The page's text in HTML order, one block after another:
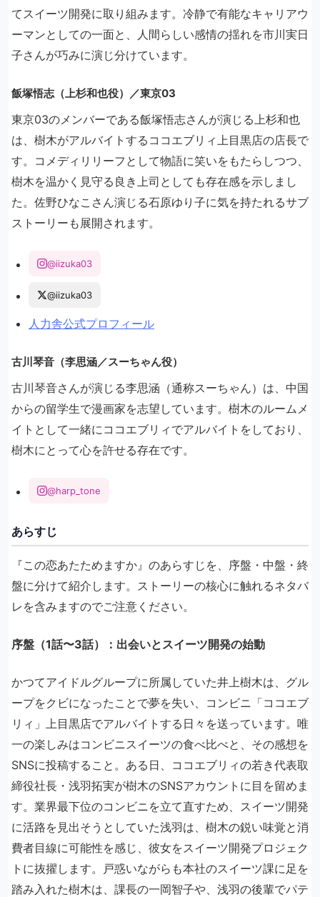
てスイーツ開発に取り組みます。冷静で有能なキャリアウ
ーマンとしての一面と、人間らしい感情の揺れを市川実日
子さんが巧みに演じ分けています。
飯塚悟志（上杉和也役）／東京03
東京03のメンバーである飯塚悟志さんが演じる上杉和也
は、樹木がアルバイトするココエブリィ上目黒店の店長で
す。コメディリリーフとして物語に笑いをもたらしつつ、
樹木を温かく見守る良き上司としても存在感を示しまし
た。佐野ひなこさん演じる石原ゆり子に気を持たれるサブ
ストーリーも展開されます。
@iizuka03
@iizuka03
人力舎公式プロフィール
古川琴音（李思涵／スーちゃん役）
古川琴音さんが演じる李思涵（通称スーちゃん）は、中国
からの留学生で漫画家を志望しています。樹木のルームメ
イトとして一緒にココエブリィでアルバイトをしており、
樹木にとって心を許せる存在です。
@harp_tone
あらすじ
『この恋あたためますか』のあらすじを、序盤・中盤・終
盤に分けて紹介します。ストーリーの核心に触れるネタバ
レを含みますのでご注意ください。
序盤（1話〜3話）：出会いとスイーツ開発の始動
かつてアイドルグループに所属していた井上樹木は、グル
ープをクビになったことで夢を失い、コンビニ「ココエブ
リィ」上目黒店でアルバイトする日々を送っています。唯
一の楽しみはコンビニスイーツの食べ比べと、その感想を
SNSに投稿すること。ある日、ココエブリィの若き代表取
締役社長・浅羽拓実が樹木のSNSアカウントに目を留めま
す。業界最下位のコンビニを立て直すため、スイーツ開発
に活路を見出そうとしていた浅羽は、樹木の鋭い味覚と消
費者目線に可能性を感じ、彼女をスイーツ開発プロジェク
トに抜擢します。戸惑いながらも本社のスイーツ課に足を
踏み入れた樹木は、課長の一岡智子や、浅羽の後輩でパテ